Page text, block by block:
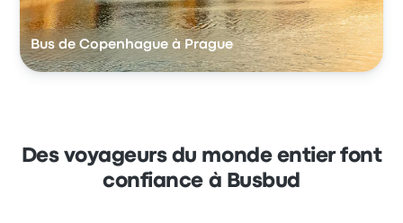
Bus de Copenhague à Prague
Des voyageurs du monde entier font
confiance à Busbud